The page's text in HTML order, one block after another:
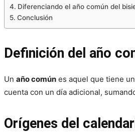
Diferenciando el año común del
Conclusión
Definición del año
Un año común es aquel que tiene
cuenta con un día adicional,
Orígenes del